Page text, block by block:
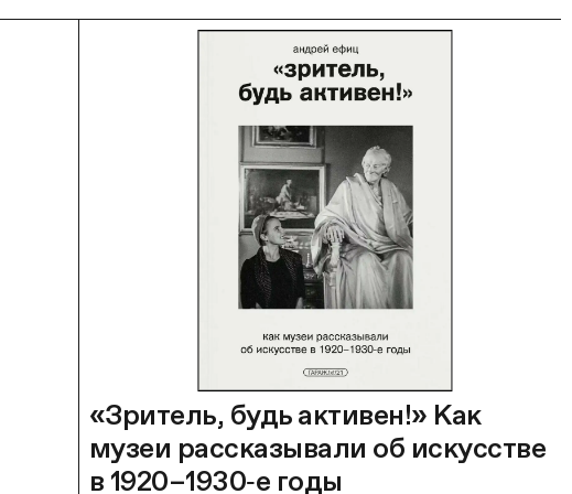
«Зритель, будь активен!» Как
музеи рассказывали об искусстве
в 1920–1930‑е годы